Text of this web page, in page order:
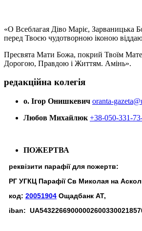
«О Всеблагая Діво Маріє, Зарваницька
перед Твоєю чудотворною іконою
Пресвята Мати Божа, покрий Твоїм
Дорогою, Правдою і Життям. Амінь».
редакційна колегія
о. Ігор Онишкевич oranta-
Любов Михайлюк +38-050-331-
ПОЖЕРТВА
реквізити парафії для пожертв:
РГ УГКЦ Парафії Св Миколая на
код: 20051904 Ощадбанк АТ,
iban: